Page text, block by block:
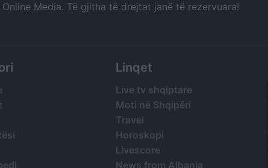
Media. Të gjitha të drejtat janë të rezervuara!
Linqet
Live tv shqiptare
Moti në Shqipëri
Travel
Horoskopi
Livescore
News from Albania